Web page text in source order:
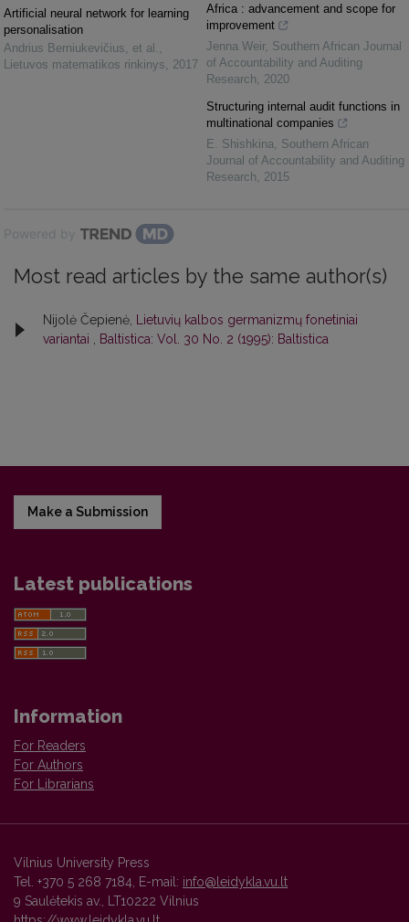
Artificial neural network for learning
personalisation
Andrius Berniukevičius, et al.
Lietuvos matematikos rinkinys
2017
Africa : advancement and scope for
improvement
Jenna Weir, Southern African Journal
of Accountability and Auditing
Research
2020
Structuring internal audit functions in
multinational companies
E. Shishkina
Southern African
Journal of Accountability and Auditing
Research
2015
Powered by
Most read articles by the same author(s)
Nijolė Čepienė,
Lietuvių kalbos germanizmų fonetiniai
variantai
Baltistica: Vol. 30 No. 2 (1995): Baltistica
Make a Submission
Latest publications
Information
For Readers
For Authors
For Librarians
Vilnius University Press
Tel. +370 5 268 7184, E-mail: info@leidykla.vu.lt
9 Saulėtekis av., LT10222 Vilnius